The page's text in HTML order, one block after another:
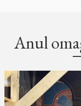
Anul